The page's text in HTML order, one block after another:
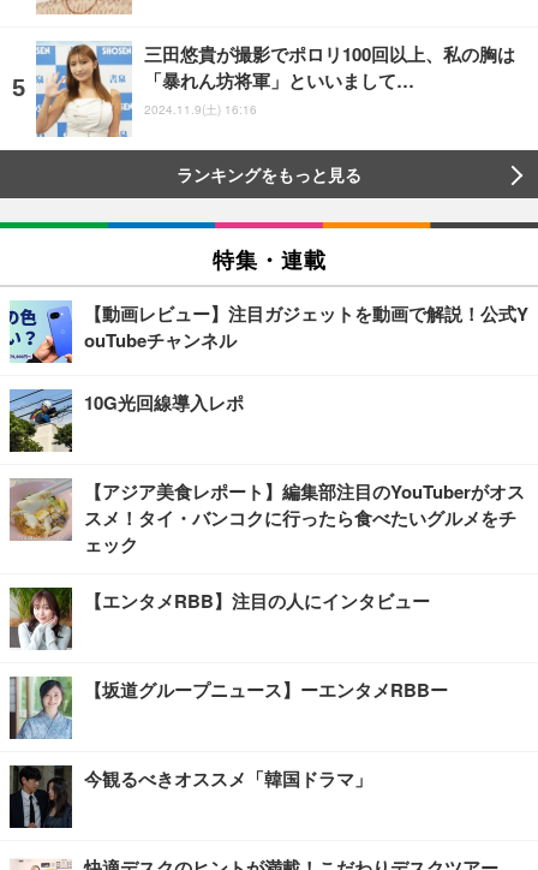
三田悠貴が撮影でポロリ100回以上、私の胸は
「暴れん坊将軍」といいまして…
2024.11.9(土) 16:16
ランキングをもっと見る
特集・連載
【動画レビュー】注目ガジェットを動画で解説！公式Y
ouTubeチャンネル
10G光回線導入レポ
【アジア美食レポート】編集部注目のYouTuberがオス
スメ！タイ・バンコクに行ったら食べたいグルメをチ
ェック
【エンタメRBB】注目の人にインタビュー
【坂道グループニュース】ーエンタメRBBー
今観るべきオススメ「韓国ドラマ」